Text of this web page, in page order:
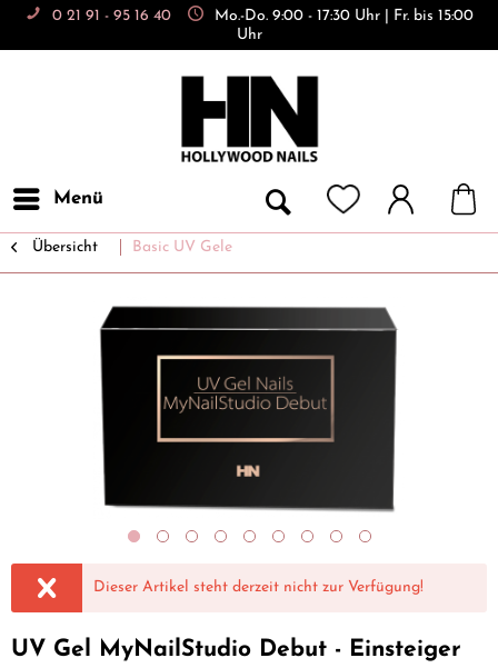
0 21 91 - 95 16 40
Mo.-Do. 9:00 - 17:30 Uhr | Fr. bis 15:00
Uhr
Menü
Übersicht Basic UV Gele
Dieser Artikel steht derzeit nicht zur Verfügung!
UV Gel MyNailStudio Debut - Einsteiger